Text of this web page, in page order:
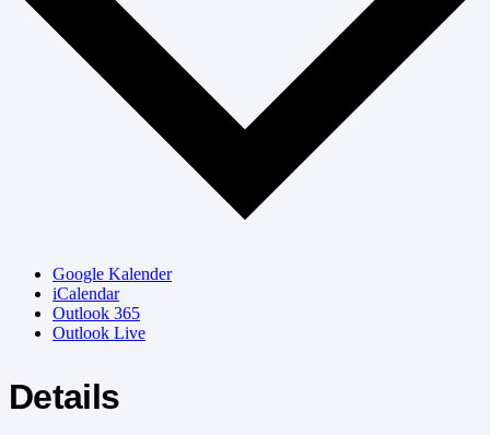
Google Kalender
iCalendar
Outlook 365
Outlook Live
Details